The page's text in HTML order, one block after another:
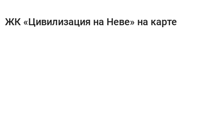
ЖК «Цивилизация на Неве» на карте